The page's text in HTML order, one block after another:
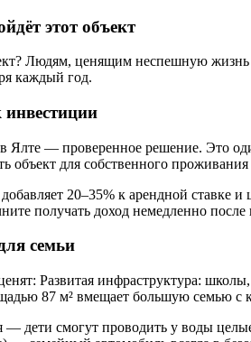
этот объект
Людям, ценящим неспешную
каждый год.
инвестиции
Ялте — проверенное решение. Это
объект для собственного
20–35% к арендной ставке и
получать доход немедленно после
семьи
Развитая инфраструктура:
87 м² вмещает большую семью с
— дети смогут проводить у воды